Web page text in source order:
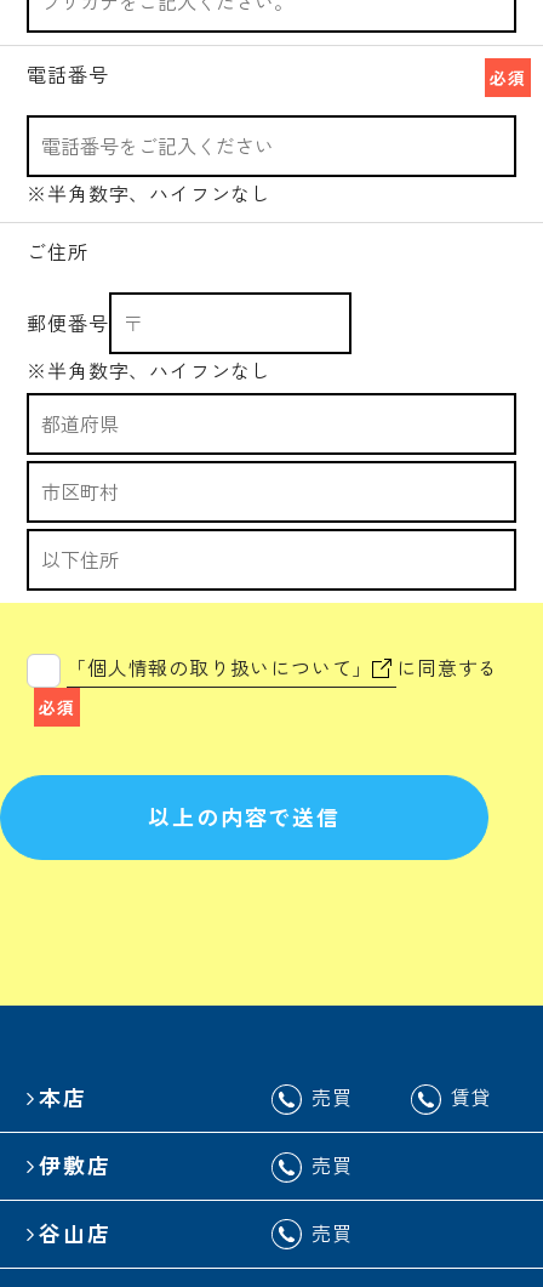
電話番号 必須
※半角数字、ハイフンなし
ご住所
郵便番号
※半角数字、ハイフンなし
「個人情報の取り扱いについて」 に同意する
必須
以上の内容で送信
本店 売買 賃貸
伊敷店 売買
谷山店 売買